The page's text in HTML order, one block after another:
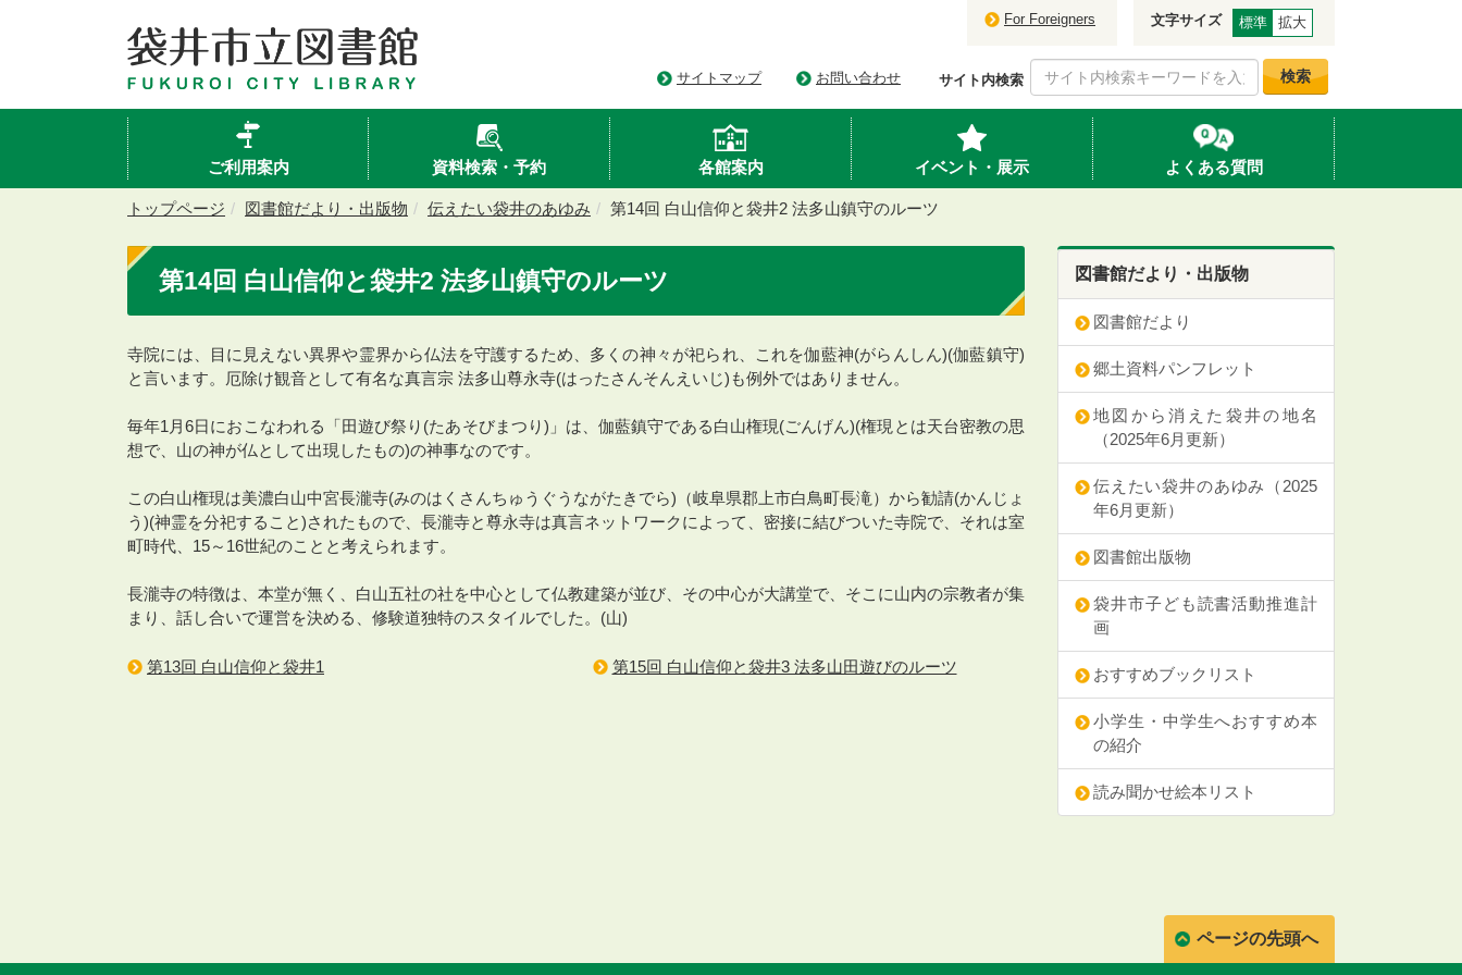
For Foreigners 文字サイズ 標準 拡大
サイトマップ お問い合わせ サイト内検索 検索
ご利用案内 資料検索・予約 各館案内 イベント・展示 よくある質問
トップページ 図書館だより・出版物 伝えたい袋井のあゆみ 第14回 白山信仰と袋井2 法多山鎮守のルーツ
第14回 白山信仰と袋井2 法多山鎮守のルーツ
寺院には、目に見えない異界や霊界から仏法を守護するため、多くの神々が祀られ、これを伽藍神(がらんしん)(伽藍鎮守)
と言います。厄除け観音として有名な真言宗 法多山尊永寺(はったさんそんえいじ)も例外ではありません。
毎年1月6日におこなわれる「田遊び祭り(たあそびまつり)」は、伽藍鎮守である白山権現(ごんげん)(権現とは天台密教の思
想で、山の神が仏として出現したもの)の神事なのです。
この白山権現は美濃白山中宮長瀧寺(みのはくさんちゅうぐうながたきでら)（岐阜県郡上市白鳥町長滝）から勧請(かんじょ
う)(神霊を分祀すること)されたもので、長瀧寺と尊永寺は真言ネットワークによって、密接に結びついた寺院で、それは室
町時代、15～16世紀のことと考えられます。
長瀧寺の特徴は、本堂が無く、白山五社の社を中心として仏教建築が並び、その中心が大講堂で、そこに山内の宗教者が集
まり、話し合いで運営を決める、修験道独特のスタイルでした。(山)
第13回 白山信仰と袋井1 第15回 白山信仰と袋井3 法多山田遊びのルーツ
図書館だより・出版物
図書館だより
郷土資料パンフレット
地図から消えた袋井の地名
（2025年6月更新）
伝えたい袋井のあゆみ（2025
年6月更新）
図書館出版物
袋井市子ども読書活動推進計
画
おすすめブックリスト
小学生・中学生へおすすめ本
の紹介
読み聞かせ絵本リスト
ページの先頭へ